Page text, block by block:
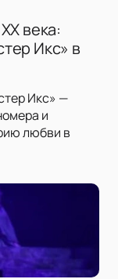
века:
Икс» в
Икс» —
и
любви в